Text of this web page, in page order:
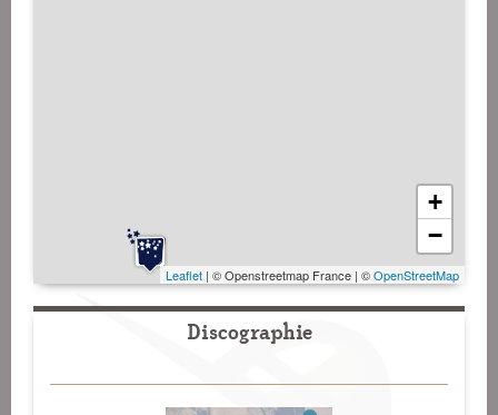
+
−
Leaflet | © Openstreetmap France | ©OpenStreetMap
Discographie